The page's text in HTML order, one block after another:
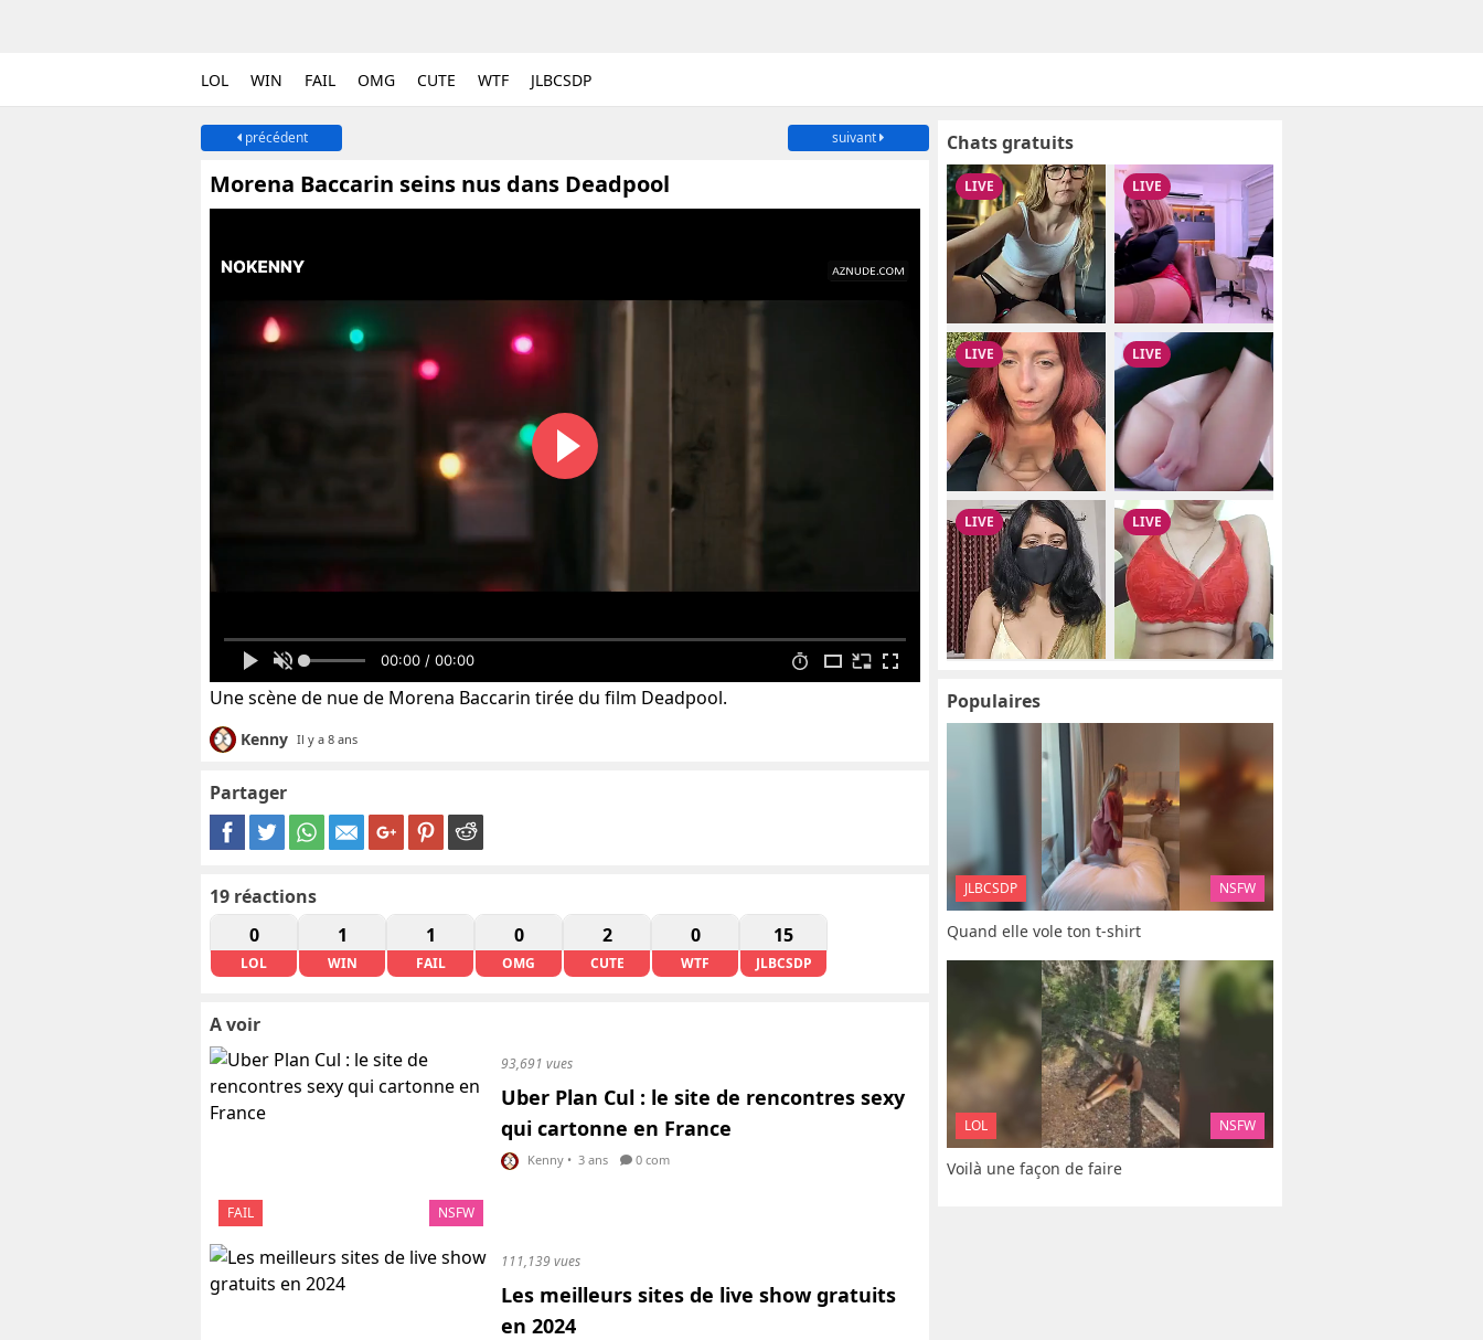
LOL WIN FAIL OMG CUTE WTF JLBCSDP
précédent suivant
Morena Baccarin seins nus dans Deadpool
00:00 / 00:00
Une scène de nue de Morena Baccarin tirée du film Deadpool.
Kenny Il y a 8 ans
Partager
19 réactions
0
LOL
1
WIN
1
FAIL
0
OMG
2
CUTE
0
WTF
15
JLBCSDP
A voir
FAIL NSFW
93,691 vues
Uber Plan Cul : le site de rencontres sexy
qui cartonne en France
Kenny • 3 ans 0 com
111,139 vues
Les meilleurs sites de live show gratuits
en 2024
Chats gratuits
Populaires
JLBCSDP NSFW
Quand elle vole ton t-shirt
LOL NSFW
Voilà une façon de faire